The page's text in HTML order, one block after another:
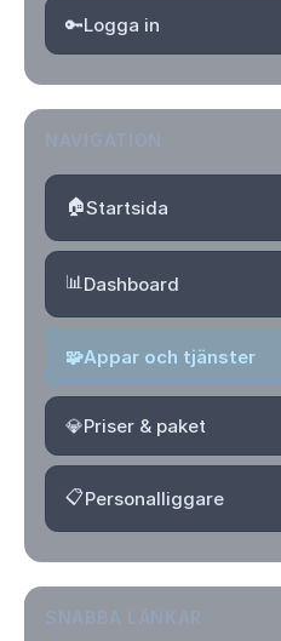
🔑Logga in
🏠Startsida
📊Dashboard
🧩Appar och tjänster
💎Priser & paket
📋Personalliggare